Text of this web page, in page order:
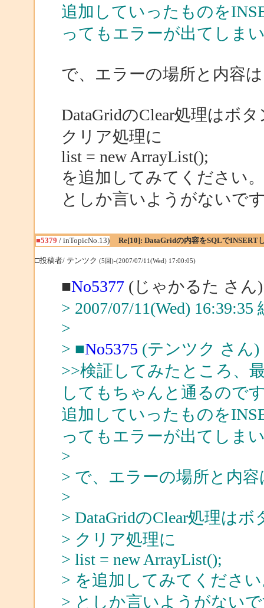
追加していったものを
ってもエラーが出てしま
で、エラーの場所と内容
DataGridのClear処理はボタ
クリア処理に
list = new ArrayList();
を追加してみてください
としか言いようがないで
■5379 / inTopicNo.13) Re[10]: DataGridの内容をSQLでINSERT
□投稿者/ テンツク (5回)-(2007/07/11(Wed) 17:00:05)
■No5377(じゃかるた さん
> 2007/07/11(Wed)
>
> ■No5375 (テンツク さん)
>>検証してみたところ、
してもちゃんと通るので
追加していったものを
ってもエラーが出てしま
>
> で、エラーの場所と内
>
> DataGridのClear処理はボ
> クリア処理に
> list = new ArrayList();
> を追加してみてくださ
> としか言いようがない